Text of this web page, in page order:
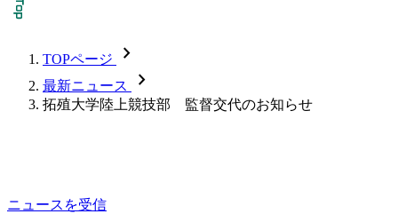
TOPページ chevron_forward
最新ニュース chevron_forward
拓殖大学陸上競技部 監督交代のお知らせ
ニュースを受信